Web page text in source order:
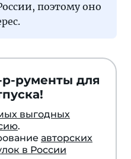
поэтому оно
рументы для
выгодных
.
авторских
в России